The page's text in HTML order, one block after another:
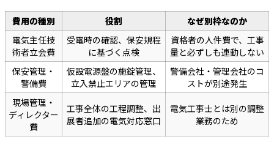
費用の種別 役割
なぜ別枠なのか
電気主任技
術者立会費
受電時の確認、保安規程
に基づく点検
資格者の人件費で、工事
量と必ずしも連動しない
保安管理・
警備費
仮設電源盤の施錠管理、
立入禁止エリアの管理
警備会社・管理会社のコ
ストが別途発生
現場管理・
ディレクター
費
工事全体の工程調整、出
展者追加の電気対応窓口
電気工事士とは別の調整
業務のため